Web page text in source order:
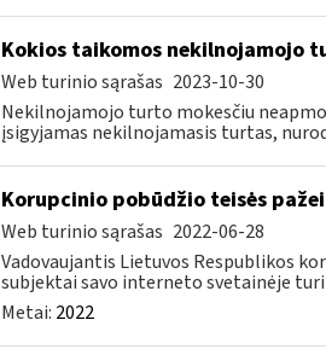
Kokios taikomos nekilnojamojo
Web turinio sąrašas 2023-10-30
Nekilnojamojo turto mokesčiu
įsigyjamas nekilnojamasis turtas,
Korupcinio pobūdžio teisės
Web turinio sąrašas 2022-06-28
Vadovaujantis Lietuvos Respublikos
subjektai savo interneto svetainėje
Metai: 2022